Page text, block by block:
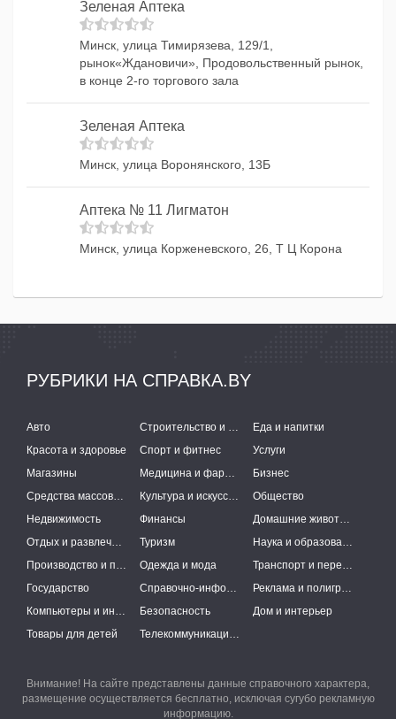
Зеленая Аптека
Минск, улица Тимирязева, 129/1,
рынок«Ждановичи», Продовольственный рынок,
в конце 2-го торгового зала
Зеленая Аптека
Минск, улица Воронянского, 13Б
Аптека № 11 Лигматон
Минск, улица Корженевского, 26, Т Ц Корона
РУБРИКИ НА СПРАВКА.BY
Авто Строительство и ремонт
Еда и напитки
Красота и здоровье
Спорт и фитнес
Услуги
Магазины
Медицина и фармацевтика
Бизнес
Средства массовой информации
Культура и искусство
Общество
Недвижимость
Финансы
Домашние животные
Отдых и развлечения
Туризм
Наука и образование
Производство и поставки
Одежда и мода
Транспорт и перевозки
Государство
Справочно-информационные системы
Реклама и полиграфия
Компьютеры и интернет
Безопасность
Дом и интерьер
Товары для детей
Телекоммуникации и связь
Внимание! На сайте представлены данные справочного характера,
размещение осуществляется бесплатно, исключая сугубо рекламную
информацию.